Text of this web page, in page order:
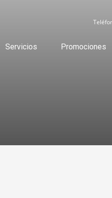
Servicios Promociones